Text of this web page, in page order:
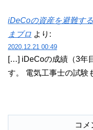
iDeCoの資産を避難す
まブロ より:
2020.12.21 00:49
[…] iDeCoの成績（3年
す。 電気工事士の試
コメ